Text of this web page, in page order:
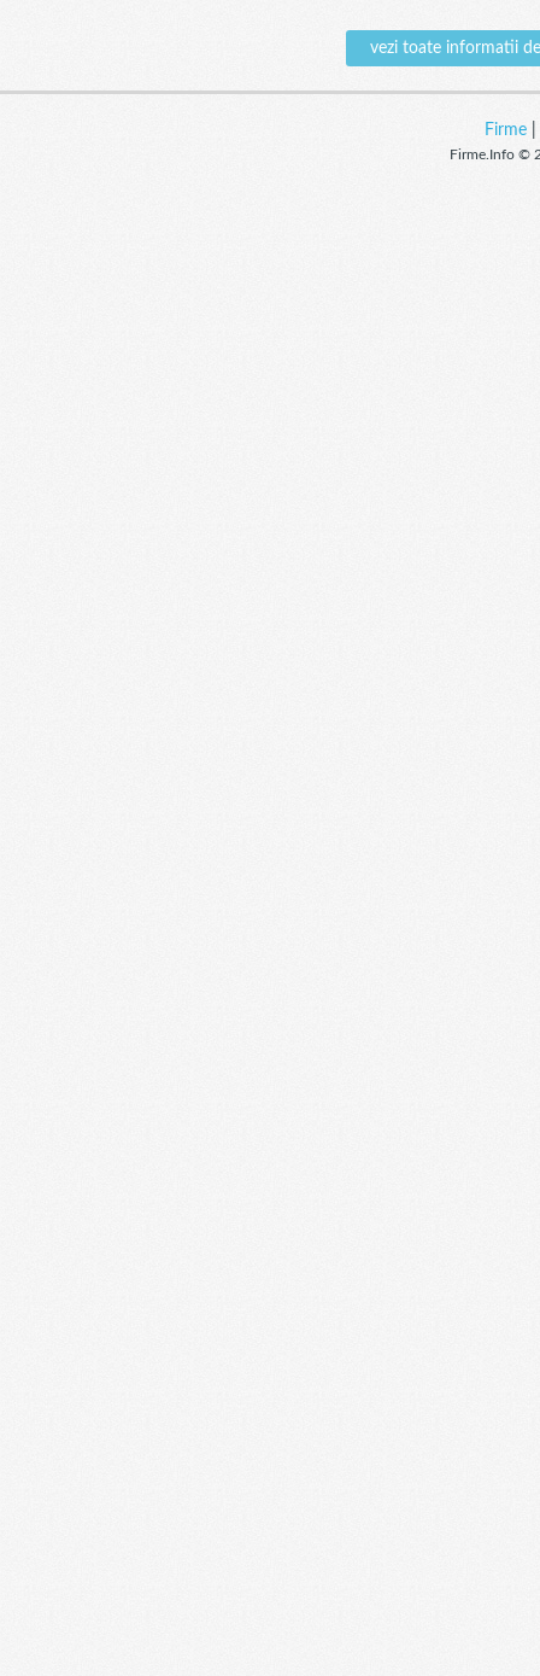
vezi toate informatii
Firme|
Firme.Info ©